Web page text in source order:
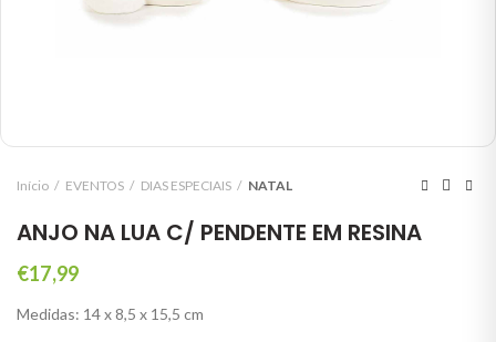
Início EVENTOS DIAS ESPECIAIS NATAL
ANJO NA LUA C/ PENDENTE EM RESINA
€17,99
Medidas: 14 x 8,5 x 15,5 cm